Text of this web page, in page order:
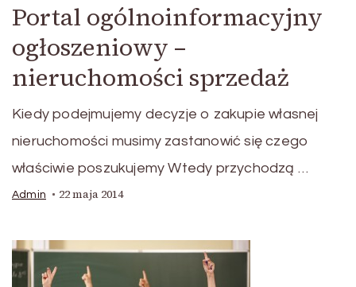
Portal ogólnoinformacyjny
ogłoszeniowy –
nieruchomości sprzedaż
Kiedy podejmujemy decyzje o zakupie własnej
nieruchomości musimy zastanowić się czego
właściwie poszukujemy Wtedy przychodzą …
Admin 22 maja 2014